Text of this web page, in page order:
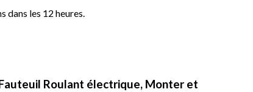
dans les 12 heures.
Roulant électrique, Monter et